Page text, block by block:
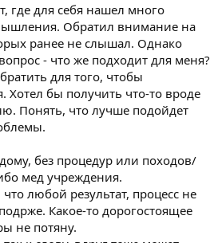
где для себя нашел много
Обратил внимание на
ранее не слышал. Однако
- что же подходит для меня?
для того, чтобы
Хотел бы получить что-то вроде
Понять, что лучше подойдет
без процедур или походов/
мед учреждения.
любой результат, процесс не
Какое-то дорогостоящее
не потяну.